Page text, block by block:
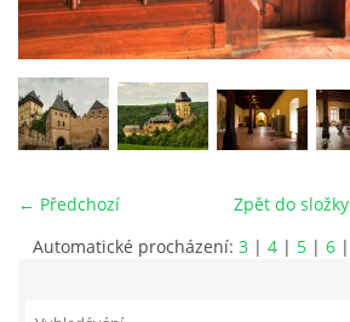
vm24@atlas.cz
← Předchozí
Zpět do složky
Automatické procházení: 3 | 4 | 5 | 6 |